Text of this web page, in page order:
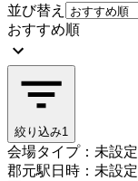
並び替え
おすすめ順
絞り込み1
会場タイプ：未設定
郡元駅日時：未設定